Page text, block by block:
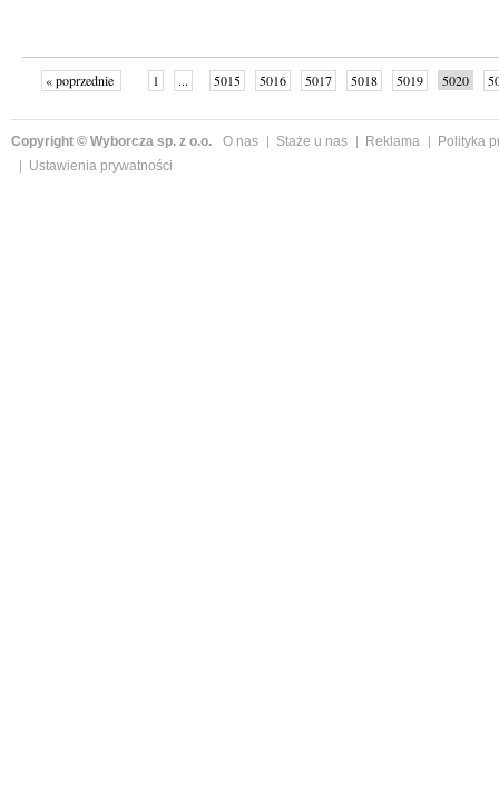
« poprzednie 1 ... 5015 5016 5017 5018 5019 5020
Copyright © Wyborcza sp. z o.o. O nas Staże u nas Reklama
Polityka
Ustawienia prywatności